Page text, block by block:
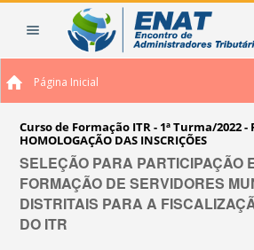
Página Inicial
Curso de Formação ITR - 1ª Turma/2022 -
HOMOLOGAÇÃO DAS INSCRIÇÕES
SELEÇÃO PARA PARTICIPAÇÃO
FORMAÇÃO DE SERVIDORES
DISTRITAIS PARA A
DO ITR